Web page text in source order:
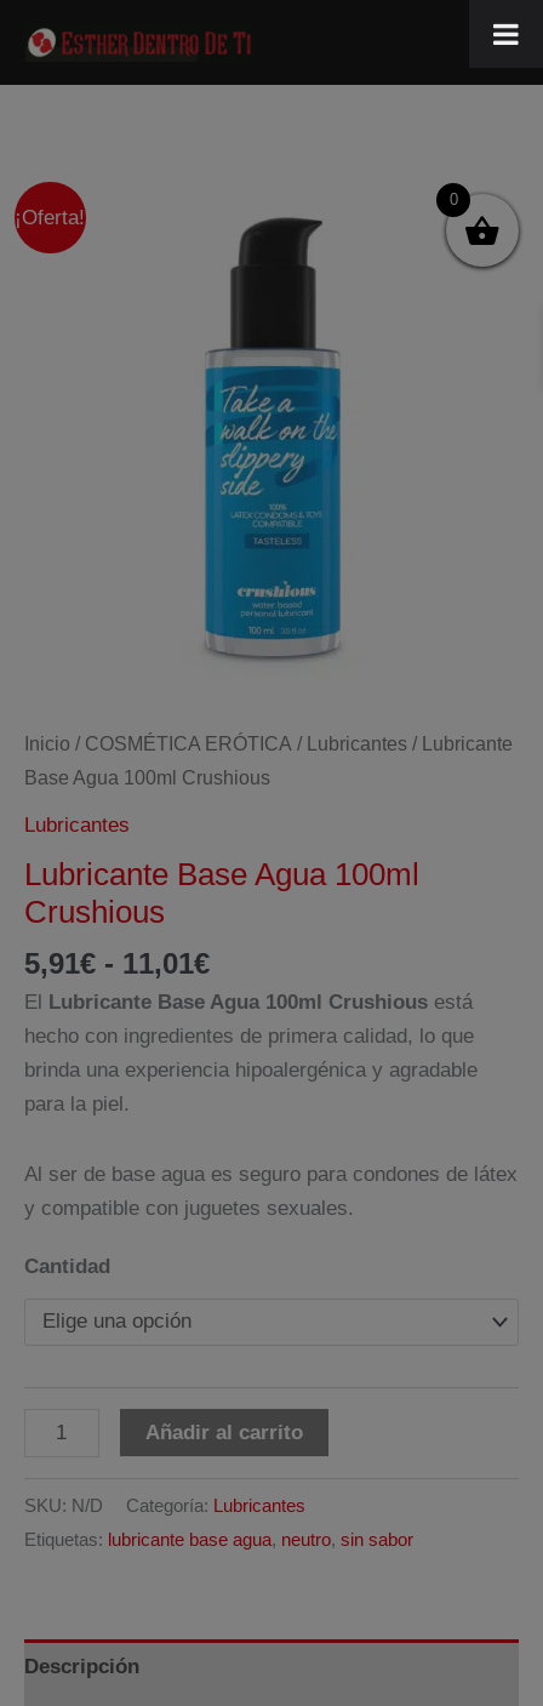
¡Oferta!
Inicio / COSMÉTICA ERÓTICA / Lubricantes / Lubricante
Base Agua 100ml Crushious
Lubricantes
Lubricante Base Agua 100ml
Crushious
5,91€ - 11,01€Rango
de
precios:
desde
11,01€
El Lubricante Base Agua 100ml Crushious está
hecho con ingredientes de primera calidad, lo que
brinda una experiencia hipoalergénica y agradable
para la piel.
Al ser de base agua es seguro para condones de látex
y compatible con juguetes sexuales.
Cantidad
Lubricante
Añadir al carrito
SKU: N/D Categoría: Lubricantes
Etiquetas: lubricante base agua, neutro, sin sabor
Descripción
0